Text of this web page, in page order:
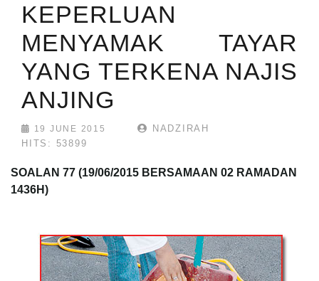
KEPERLUAN
MENYAMAK TAYAR
YANG TERKENA NAJIS
ANJING
19 JUNE 2015
NADZIRAH
HITS: 53899
SOALAN 77 (19/06/2015 BERSAMAAN 02 RAMADAN
1436H)